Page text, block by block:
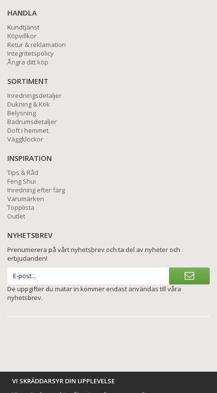
HANDLA
Kundtjänst
Köpvillkor
Retur & reklamation
Integritetspolicy
Ångra ditt köp
SORTIMENT
Inredningsdetaljer
Dukning & Kök
Belysning
Badrumsdetaljer
Doft i hemmet
Väggklockor
INSPIRATION
Tips & Råd
Feng Shui
Inredning efter färg
Varumärken
Topplista
Outlet
NYHETSBREV
Prenumerera på vårt nyhetsbrev och ta del av nyheter och
erbjudanden!
De uppgifter du matar in kommer endast användas till våra
nyhetsbrev.
BETALNINGSALTERNATIV
VI SKRÄDDARSYR DIN UPPLEVELSE